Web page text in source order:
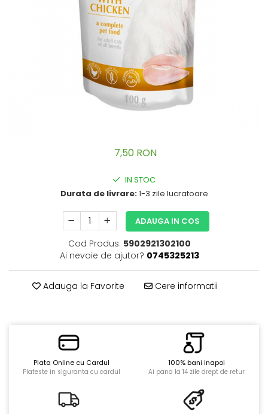
Custi transport
Sampoane pisici
Accesorii caini
Castroane caini
Zgarzi, lese, hamuri
7,50 RON
IN STOC
Durata de livrare:1-3 zile lucratoare
ADAUGA IN COS
Cod Produs: 5902921302100
Ai nevoie de ajutor? 0745325213
Adauga la Favorite Cere informatii
Plata Online cu Cardul
Plateste in siguranta cu cardul
100% bani inapoi
Ai pana la 14 zile drept de retur